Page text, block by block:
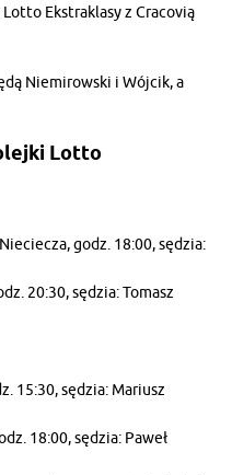
Ekstraklasy z Cracovią
Niemirowski i Wójcik, a
Lotto
godz. 18:00, sędzia:
20:30, sędzia: Tomasz
15:30, sędzia: Mariusz
18:00, sędzia: Paweł